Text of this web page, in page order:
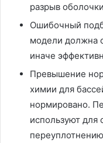
разрыв
Ошибочный
модели должна
иначе
Превышение
химии для
нормировано.
используют для